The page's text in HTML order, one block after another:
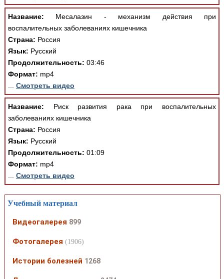
Название: Месалазин - механизм действия при
воспалительных заболеваниях кишечника
Страна: Россия
Язык: Русский
Продолжительность: 03:46
Формат: mp4
Смотреть видео
Название: Риск развития рака при воспалительных
заболеваниях кишечника
Страна: Россия
Язык: Русский
Продолжительность: 01:09
Формат: mp4
Смотреть видео
Учебный материал
Видеогалерея 899
Фотогалерея (1906)
Истории болезней 1268